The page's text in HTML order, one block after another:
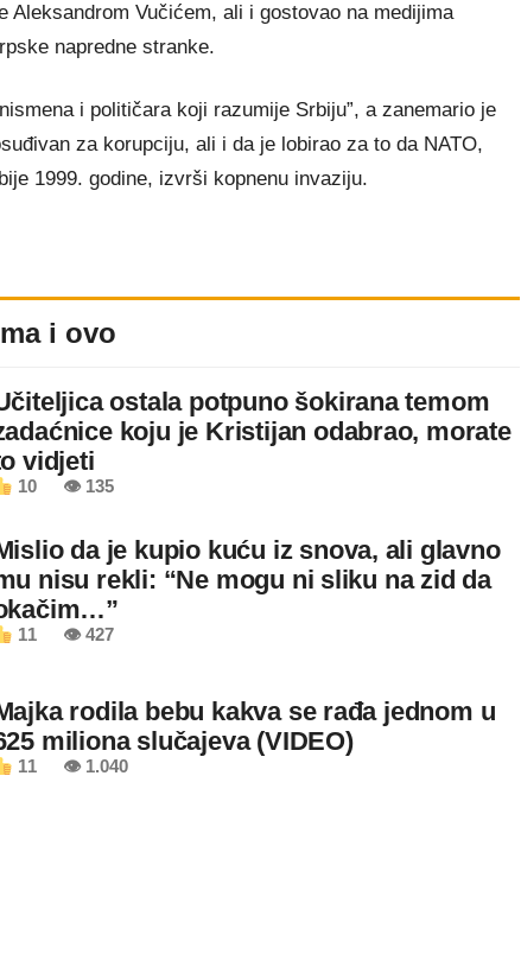
Aleksandrom Vučićem, ali i gostovao na medijima
napredne stranke.
i političara koji razumije Srbiju”, a zanemario je
za korupciju, ali i da je lobirao za to da NATO,
1999. godine, izvrši kopnenu invaziju.
i ovo
ostala potpuno šokirana temom
koju je Kristijan odabrao, morate
vidjeti
10 👁 135
da je kupio kuću iz snova, ali glavno
nisu rekli: “Ne mogu ni sliku na zid da
11 👁 427
rodila bebu kakva se rađa jednom u
miliona slučajeva (VIDEO)
11 👁 1.040